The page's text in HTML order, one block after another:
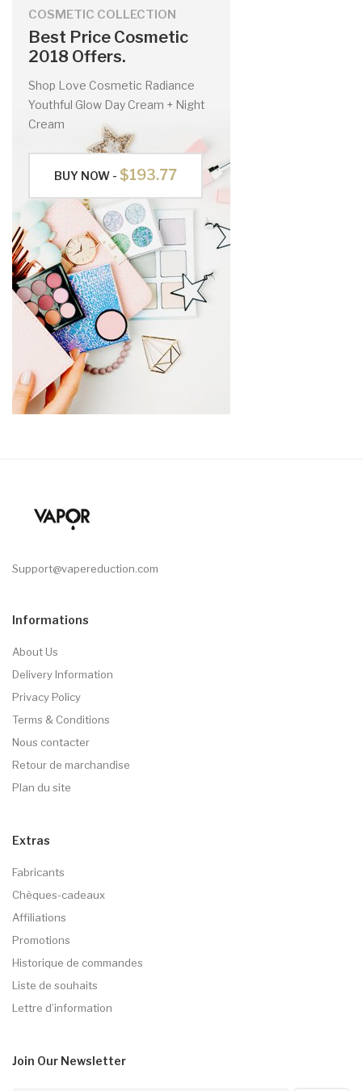
COSMETIC COLLECTION
Best Price Cosmetic
2018 Offers.
Shop Love Cosmetic Radiance
Youthful Glow Day Cream + Night
Cream
BUY NOW - $193.77
Support@vapereduction.com
Informations
About Us
Delivery Information
Privacy Policy
Terms & Conditions
Nous contacter
Retour de marchandise
Plan du site
Extras
Fabricants
Chèques-cadeaux
Affiliations
Promotions
Historique de commandes
Liste de souhaits
Lettre d’information
Join Our Newsletter